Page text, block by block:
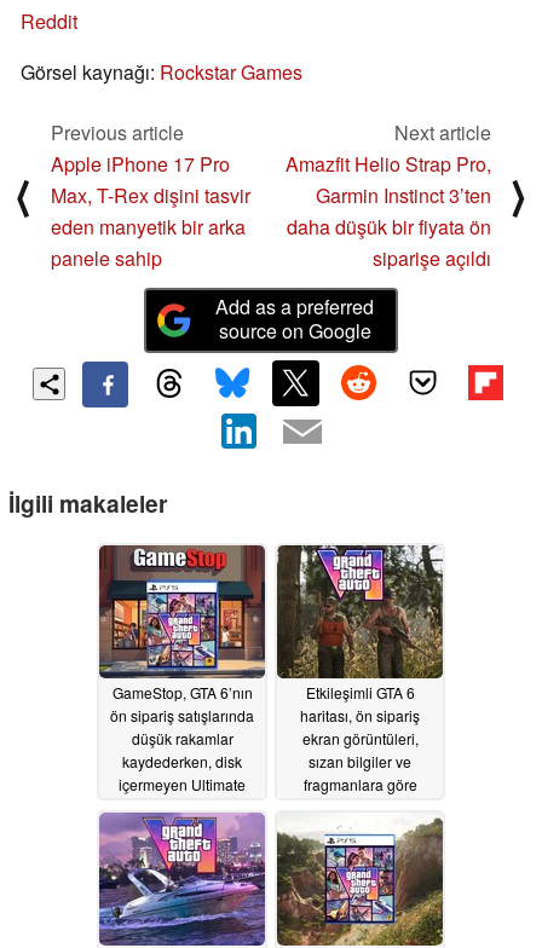
Reddit
Görsel kaynağı: Rockstar Games
⟨
Previous article
Apple iPhone 17 Pro
Max, T-Rex dişini tasvir
eden manyetik bir arka
panele sahip
Next article
Amazfit Helio Strap Pro,
Garmin Instinct 3’ten
daha düşük bir fiyata ön
siparişe açıldı
⟩
Add as a preferred
source on Google
İlgili makaleler
GameStop, GTA 6’nın
ön sipariş satışlarında
düşük rakamlar
kaydederken, disk
içermeyen Ultimate
06/30/2026
Etkileşimli GTA 6
haritası, ön sipariş
ekran görüntüleri,
sızan bilgiler ve
fragmanlara göre